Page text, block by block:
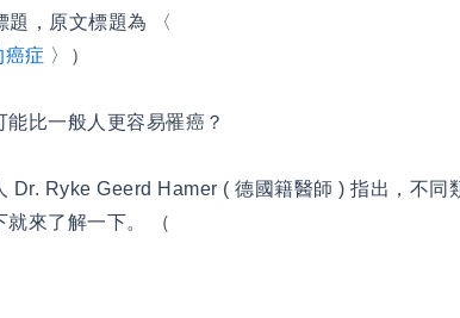
題，原文標題為 〈
症 〉）
比一般人更容易罹癌？
Dr. Ryke Geerd Hamer ( 德國籍醫師 ) 指出，不同
來了解一下。 （